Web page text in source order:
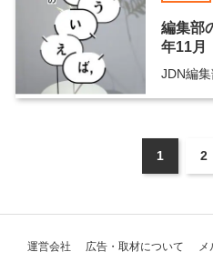
編集部
年11月
JDN編集
1 2
運営会社 広告・取材について メ